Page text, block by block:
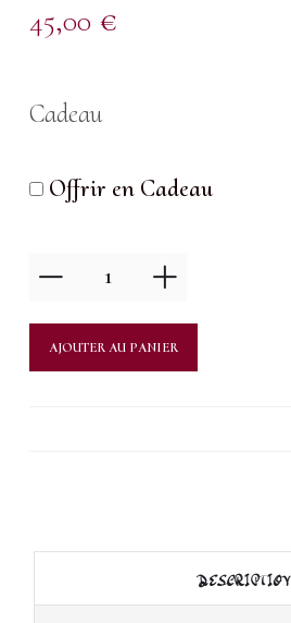
45,00 €
Cadeau
Offrir en Cadeau
quantité
Soin
AJOUTER AU PANIER
DESCRIPTION